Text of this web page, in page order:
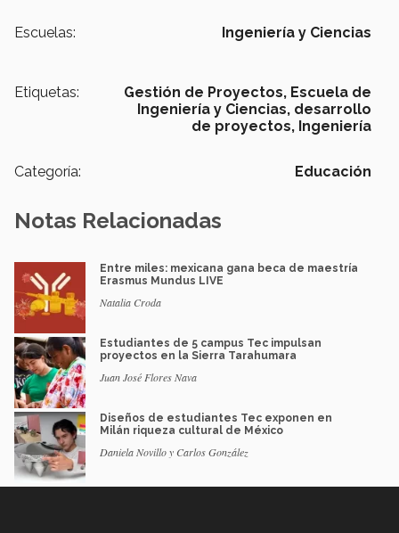
Escuelas: Ingeniería y Ciencias
Etiquetas: Gestión de Proyectos, Escuela de
Ingeniería y Ciencias, desarrollo
de proyectos, Ingeniería
Categoría: Educación
Notas Relacionadas
Entre miles: mexicana gana beca de maestría
Erasmus Mundus LIVE
Natalia Croda
Estudiantes de 5 campus Tec impulsan
proyectos en la Sierra Tarahumara
Juan José Flores Nava
Diseños de estudiantes Tec exponen en
Milán riqueza cultural de México
Daniela Novillo y Carlos González